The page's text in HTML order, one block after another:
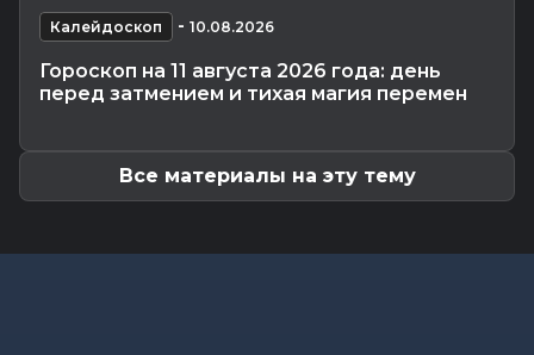
Смертельное ДТП в Белыничском районе:
мотоциклист погиб на месте
Общество - 08.08.2026 15:00
Погода 9 августа в Могилевской области: без
Калейдоскоп - 10.08.2026
Гороскоп на 11 августа 2026 года: день
перед затмением и тихая магия перемен
Все материалы на эту тему